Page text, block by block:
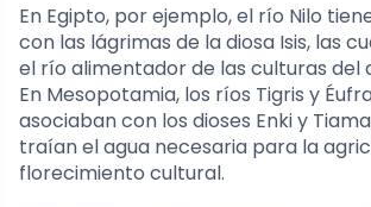
En Egipto, por ejemplo, el río Nilo
con las lágrimas de la diosa Isis, las
el río alimentador de las culturas del
En Mesopotamia, los ríos Tigris y
asociaban con los dioses Enki y
traían el agua necesaria para la
florecimiento cultural.